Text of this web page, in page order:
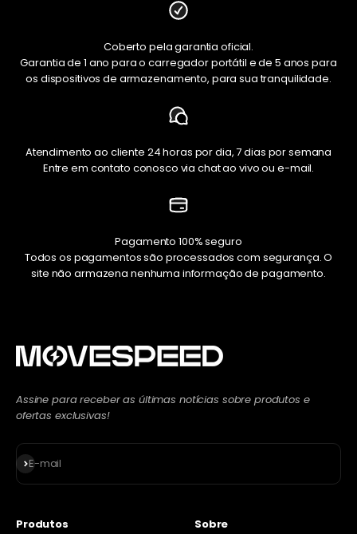
Coberto pela garantia oficial.
Garantia de 1 ano para o carregador portátil e de 5 anos para
os dispositivos de armazenamento, para sua tranquilidade.
Atendimento ao cliente 24 horas por dia, 7 dias por semana
Entre em contato conosco via chat ao vivo ou e-mail.
Pagamento 100% seguro
Todos os pagamentos são processados ​​com segurança. O
site não armazena nenhuma informação de pagamento.
Assine para receber as últimas notícias sobre produtos e
ofertas exclusivas!
E-mail
Inscreva-se
Produtos
Sobre